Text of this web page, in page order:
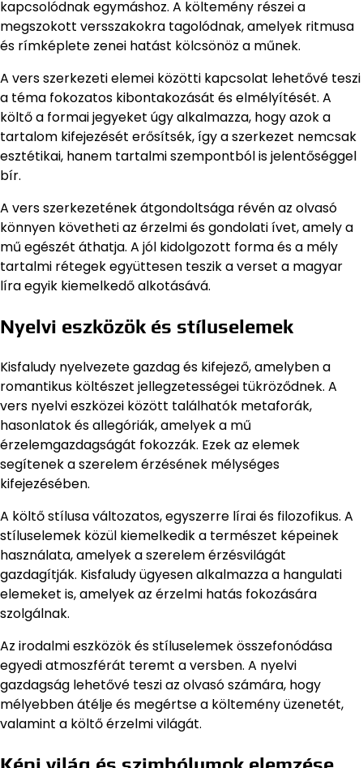
kapcsolódnak egymáshoz. A költemény részei a
megszokott versszakokra tagolódnak, amelyek ritmusa
és rímképlete zenei hatást kölcsönöz a műnek.
A vers szerkezeti elemei közötti kapcsolat lehetővé teszi
a téma fokozatos kibontakozását és elmélyítését. A
költő a formai jegyeket úgy alkalmazza, hogy azok a
tartalom kifejezését erősítsék, így a szerkezet nemcsak
esztétikai, hanem tartalmi szempontból is jelentőséggel
bír.
A vers szerkezetének átgondoltsága révén az olvasó
könnyen követheti az érzelmi és gondolati ívet, amely a
mű egészét áthatja. A jól kidolgozott forma és a mély
tartalmi rétegek együttesen teszik a verset a magyar
líra egyik kiemelkedő alkotásává.
Nyelvi eszközök és stíluselemek
Kisfaludy nyelvezete gazdag és kifejező, amelyben a
romantikus költészet jellegzetességei tükröződnek. A
vers nyelvi eszközei között találhatók metaforák,
hasonlatok és allegóriák, amelyek a mű
érzelemgazdagságát fokozzák. Ezek az elemek
segítenek a szerelem érzésének mélységes
kifejezésében.
A költő stílusa változatos, egyszerre lírai és filozofikus. A
stíluselemek közül kiemelkedik a természet képeinek
használata, amelyek a szerelem érzésvilágát
gazdagítják. Kisfaludy ügyesen alkalmazza a hangulati
elemeket is, amelyek az érzelmi hatás fokozására
szolgálnak.
Az irodalmi eszközök és stíluselemek összefonódása
egyedi atmoszférát teremt a versben. A nyelvi
gazdagság lehetővé teszi az olvasó számára, hogy
mélyebben átélje és megértse a költemény üzenetét,
valamint a költő érzelmi világát.